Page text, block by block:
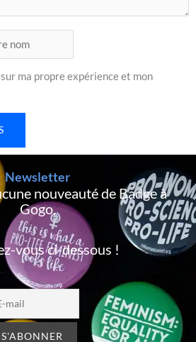
ma propre expérience et mon
Newsletter
nouveauté de Badge à
Gogo,
vous ci-dessous !